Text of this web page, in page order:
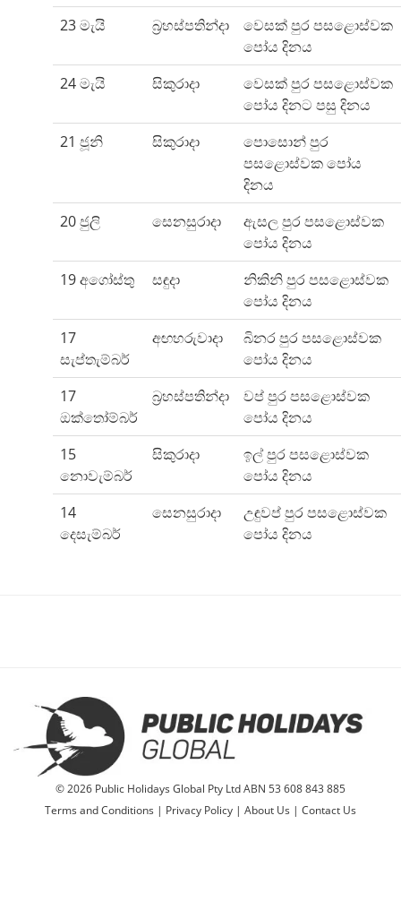
23 මැයි
බ්‍රහස්පතින්දා
වෙසක් පුර පසළොස්වක
පෝය දිනය
24 මැයි
සිකුරාදා
වෙසක් පුර පසළොස්වක
පෝය දිනට පසු දිනය
21 ජූනි
සිකුරාදා
පොසොන් පුර
පසළොස්වක පෝය
දිනය
20 ජුලි
සෙනසුරාදා
ඇසල පුර පසළොස්වක
පෝය දිනය
19 අගෝස්තු
සඳුදා
නිකිනි පුර පසළොස්වක
පෝය දිනය
17
සැප්තැම්බර්
අඟහරුවාදා
බිනර පුර පසළොස්වක
පෝය දිනය
17
ඔක්තෝම්බර්
බ්‍රහස්පතින්දා
වප් පුර පසළොස්වක
පෝය දිනය
15
නොවැම්බර්
සිකුරාදා
ඉල් පුර පසළොස්වක
පෝය දිනය
14
දෙසැම්බර්
සෙනසුරාදා
උඳුවප් පුර පසළොස්වක
පෝය දිනය
© 2026 Public Holidays Global Pty Ltd ABN 53 608 843 885
Terms and Conditions | Privacy Policy | About Us | Contact Us